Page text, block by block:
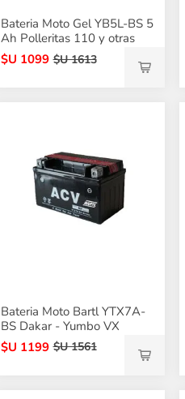
Bateria Moto Gel YB5L-BS 5
Ah Polleritas 110 y otras
$U 1099 $U 1613
Bateria Moto Bartl YTX7A-
BS Dakar - Yumbo VX
$U 1199 $U 1561